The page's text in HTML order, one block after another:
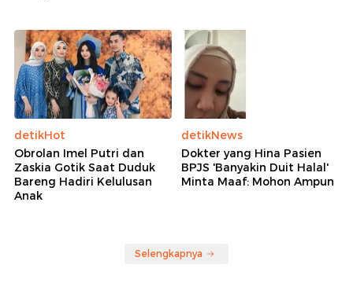
detikHot
Obrolan Imel Putri dan
Zaskia Gotik Saat Duduk
Bareng Hadiri Kelulusan
Anak
detikNews
Dokter yang Hina Pasien
BPJS 'Banyakin Duit Halal'
Minta Maaf: Mohon Ampun
Selengkapnya